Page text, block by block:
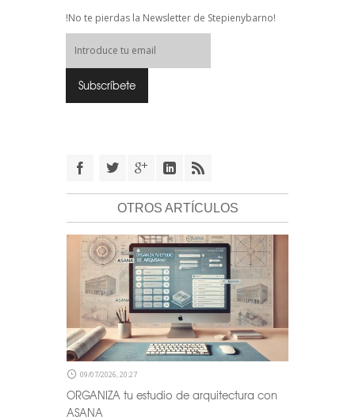
!No te pierdas la Newsletter de Stepienybarno!
OTROS ARTÍCULOS
09/07/2026, 20:27
ORGANIZA tu estudio de arquitectura con
ASANA